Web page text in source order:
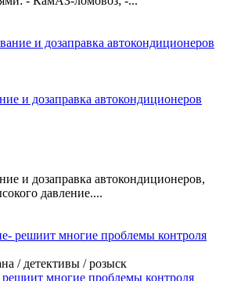
и дозаправка автокондиционеров
и дозаправка автокондиционеров,
давление....
/ детективы / розыск
многие проблемы контроля